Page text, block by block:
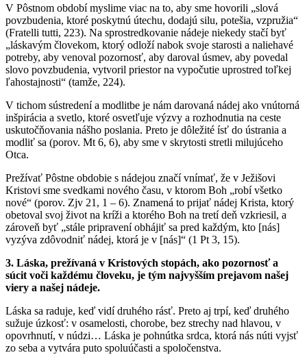
V Pôstnom období myslime viac na to, aby sme hovorili „slová
povzbudenia, ktoré poskytnú útechu, dodajú silu, potešia, vzpružia“
(Fratelli tutti, 223). Na sprostredkovanie nádeje niekedy stačí byť
„láskavým človekom, ktorý odloží nabok svoje starosti a naliehavé
potreby, aby venoval pozornosť, aby daroval úsmev, aby povedal
slovo povzbudenia, vytvoril priestor na vypočutie uprostred toľkej
ľahostajnosti“ (tamže, 224).
V tichom sústredení a modlitbe je nám darovaná nádej ako vnútorná
inšpirácia a svetlo, ktoré osvetľuje výzvy a rozhodnutia na ceste
uskutočňovania nášho poslania. Preto je dôležité ísť do ústrania a
modliť sa (porov. Mt 6, 6), aby sme v skrytosti stretli milujúceho
Otca.
Prežívať Pôstne obdobie s nádejou značí vnímať, že v Ježišovi
Kristovi sme svedkami nového času, v ktorom Boh „robí všetko
nové“ (porov. Zjv 21, 1 – 6). Znamená to prijať nádej Krista, ktorý
obetoval svoj život na kríži a ktorého Boh na tretí deň vzkriesil, a
zároveň byť „stále pripravení obhájiť sa pred každým, kto [nás]
vyzýva zdôvodniť nádej, ktorá je v [nás]“ (1 Pt 3, 15).
3. Láska, prežívaná v Kristových stopách, ako pozornosť a
súcit voči každému človeku, je tým najvyšším prejavom našej
viery a našej nádeje.
Láska sa raduje, keď vidí druhého rásť. Preto aj trpí, keď druhého
sužuje úzkosť: v osamelosti, chorobe, bez strechy nad hlavou, v
opovrhnutí, v núdzi… Láska je pohnútka srdca, ktorá nás núti vyjsť
zo seba a vytvára puto spoluúčasti a spoločenstva.